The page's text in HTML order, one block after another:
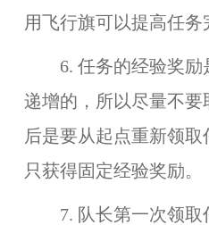
用飞行旗可以提高任务
6. 任务的经验奖励
递增的，所以尽量不
后是要从起点重新领取
只获得固定经验奖励。
7. 队长第一次领取